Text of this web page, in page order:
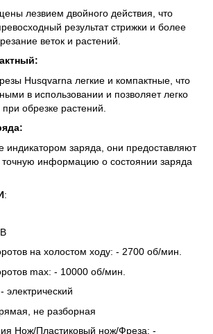
лезвием двойного действия, что
результат стрижки и более
веток и растений.
Husqvarna легкие и компактные, что
в использовании и позволяет легко
обрезке растений.
индикатором заряда, они предоставляют
точную информацию о состоянии заряда
:
на холостом ходу: - 2700 об/мин.
max: - 10000 об/мин.
электрический
не разборная
Нож/Пластиковый нож/Фреза: -